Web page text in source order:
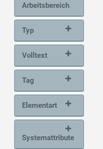
Arbeitsbereich
Typ
Volltext
Tag
Elementart
Systemattribute